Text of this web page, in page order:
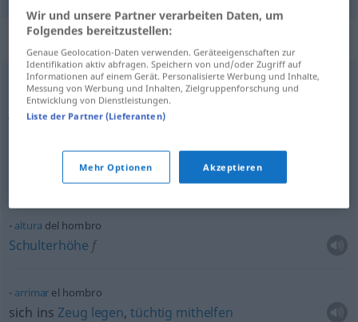
Beispielsätze für "hombro"
darpalmadas en el hombro
jemandem auf dieSchulter
drücken
altura del hombro
Schulterhöhe f
arrimar el hombro
sich ins Zeug legen,tüchtig mithelfen
Wir und unsere Partner verarbeiten Daten, um
Folgendes bereitzustellen:
Genaue Geolocation-Daten verwenden. Geräteeigenschaften zur
Identifikation aktiv abfragen. Speichern von und/oder Zugriff auf
Informationen auf einem Gerät. Personalisierte Werbung und Inhalte,
Messung von Werbung und Inhalten, Zielgruppenforschung und
Entwicklung von Dienstleistungen.
Liste der Partner (Lieferanten)
Mehr Optionen Akzeptieren